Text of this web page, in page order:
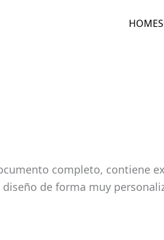
HOME
completo, contiene
de forma muy